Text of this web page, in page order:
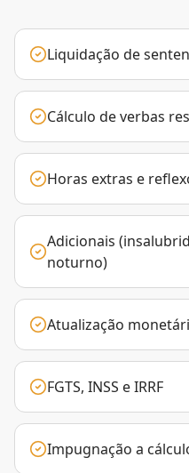
Liquidação de
Cálculo de verbas
Horas extras e
Adicionais
noturno)
Atualização
FGTS, INSS e IRRF
Impugnação a